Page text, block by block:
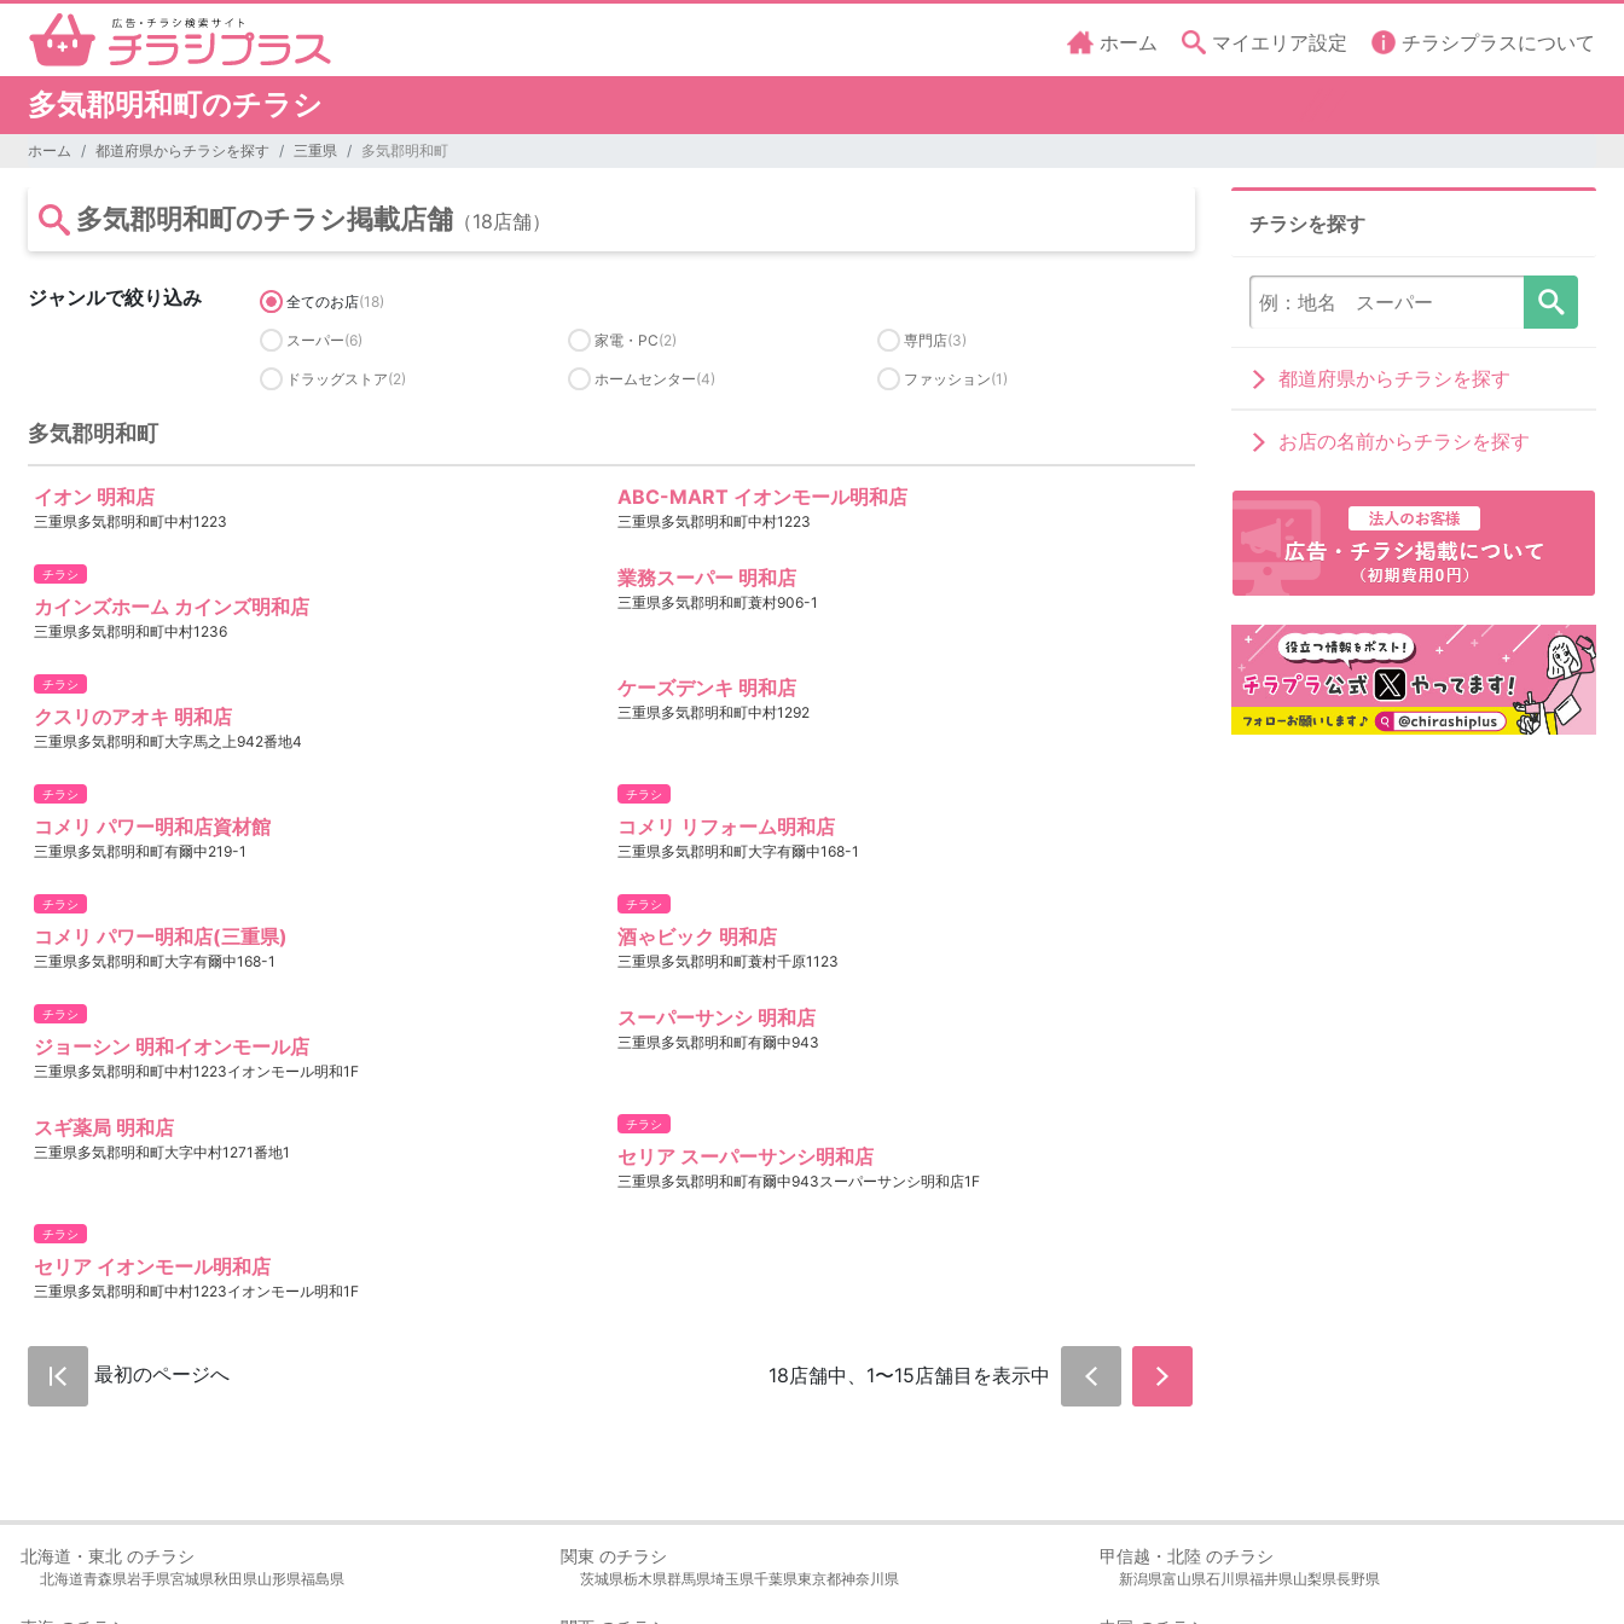
ホーム マイエリア設定 チラシプラスについて
多気郡明和町のチラシ
ホーム 都道府県からチラシを探す 三重県 多気郡明和町
多気郡明和町のチラシ掲載店舗 （18店舗）
ジャンルで絞り込み 全てのお店(18)
スーパー(6) 家電・PC(2) 専門店(3)
ドラッグストア(2) ホームセンター(4) ファッション(1)
多気郡明和町
イオン 明和店
三重県多気郡明和町中村1223
ABC-MART イオンモール明和店
三重県多気郡明和町中村1223
チラシ
カインズホーム カインズ明和店
三重県多気郡明和町中村1236
業務スーパー 明和店
三重県多気郡明和町蓑村906-1
チラシ
クスリのアオキ 明和店
三重県多気郡明和町大字馬之上942番地4
ケーズデンキ 明和店
三重県多気郡明和町中村1292
チラシ
コメリ パワー明和店資材館
三重県多気郡明和町有爾中219-1
チラシ
コメリ リフォーム明和店
三重県多気郡明和町大字有爾中168-1
チラシ
コメリ パワー明和店(三重県)
三重県多気郡明和町大字有爾中168-1
チラシ
酒ゃビック 明和店
三重県多気郡明和町蓑村千原1123
チラシ
ジョーシン 明和イオンモール店
三重県多気郡明和町中村1223イオンモール明和1F
スーパーサンシ 明和店
三重県多気郡明和町有爾中943
スギ薬局 明和店
三重県多気郡明和町大字中村1271番地1
チラシ
セリア スーパーサンシ明和店
三重県多気郡明和町有爾中943スーパーサンシ明和店1F
チラシ
セリア イオンモール明和店
三重県多気郡明和町中村1223イオンモール明和1F
最初のページへ 18店舗中、1〜15店舗目を表示中
チラシを探す
都道府県からチラシを探す
お店の名前からチラシを探す
北海道・東北 のチラシ
北海道青森県岩手県宮城県秋田県山形県福島県
関東 のチラシ
茨城県栃木県群馬県埼玉県千葉県東京都神奈川県
甲信越・北陸 のチラシ
新潟県富山県石川県福井県山梨県長野県